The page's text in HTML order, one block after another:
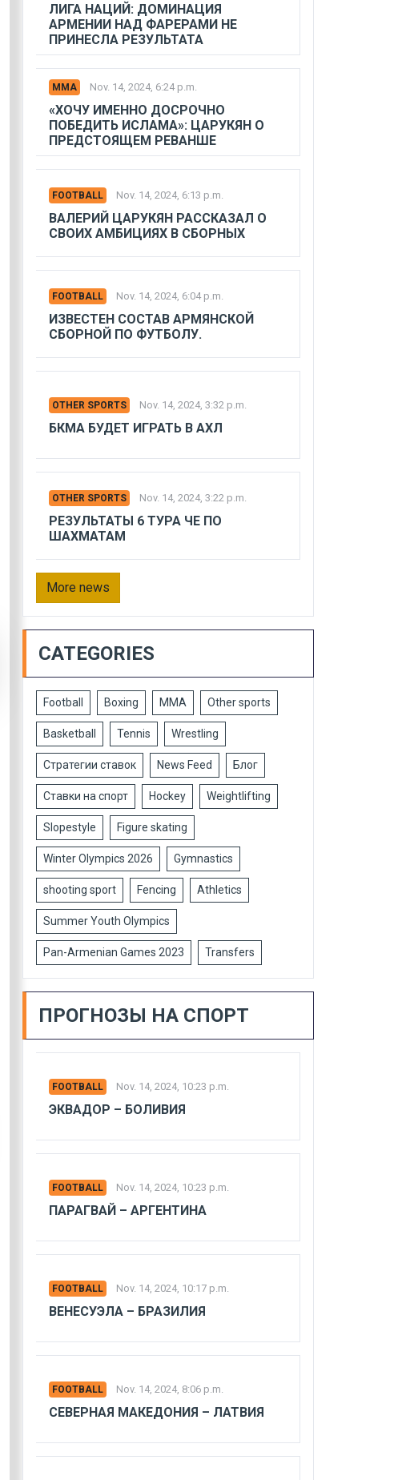
ЛИГА НАЦИЙ: ДОМИНАЦИЯ
АРМЕНИИ НАД ФАРЕРАМИ НЕ
ПРИНЕСЛА РЕЗУЛЬТАТА
MMA Nov. 14, 2024, 6:24 p.m.
«ХОЧУ ИМЕННО ДОСРОЧНО
ПОБЕДИТЬ ИСЛАМА»: ЦАРУКЯН О
ПРЕДСТОЯЩЕМ РЕВАНШЕ
FOOTBALL Nov. 14, 2024, 6:13 p.m.
ВАЛЕРИЙ ЦАРУКЯН РАССКАЗАЛ О
СВОИХ АМБИЦИЯХ В СБОРНЫХ
FOOTBALL Nov. 14, 2024, 6:04 p.m.
ИЗВЕСТЕН СОСТАВ АРМЯНСКОЙ
СБОРНОЙ ПО ФУТБОЛУ.
OTHER SPORTS Nov. 14, 2024, 3:32 p.m.
БКМА БУДЕТ ИГРАТЬ В АХЛ
OTHER SPORTS Nov. 14, 2024, 3:22 p.m.
РЕЗУЛЬТАТЫ 6 ТУРА ЧЕ ПО
ШАХМАТАМ
More news
CATEGORIES
Football Boxing MMA Other sports
Basketball Tennis Wrestling
Стратегии ставок News Feed Блог
Ставки на спорт Hockey Weightlifting
Slopestyle Figure skating
Winter Olympics 2026 Gymnastics
shooting sport Fencing Athletics
Summer Youth Olympics
Pan-Armenian Games 2023 Transfers
ПРОГНОЗЫ НА СПОРТ
FOOTBALL Nov. 14, 2024, 10:23 p.m.
ЭКВАДОР – БОЛИВИЯ
FOOTBALL Nov. 14, 2024, 10:23 p.m.
ПАРАГВАЙ – АРГЕНТИНА
FOOTBALL Nov. 14, 2024, 10:17 p.m.
ВЕНЕСУЭЛА – БРАЗИЛИЯ
FOOTBALL Nov. 14, 2024, 8:06 p.m.
СЕВЕРНАЯ МАКЕДОНИЯ – ЛАТВИЯ